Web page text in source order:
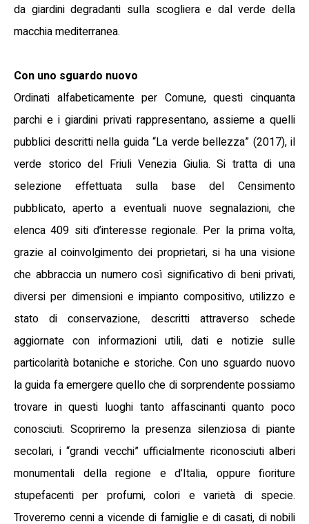
da giardini degradanti sulla scogliera e dal verde della
macchia mediterranea.
Con uno sguardo nuovo
Ordinati alfabeticamente per Comune, questi cinquanta
parchi e i giardini privati rappresentano, assieme a quelli
pubblici descritti nella guida “La verde bellezza” (2017), il
verde storico del Friuli Venezia Giulia. Si tratta di una
selezione effettuata sulla base del Censimento
pubblicato, aperto a eventuali nuove segnalazioni, che
elenca 409 siti d’interesse regionale. Per la prima volta,
grazie al coinvolgimento dei proprietari, si ha una visione
che abbraccia un numero così significativo di beni privati,
diversi per dimensioni e impianto compositivo, utilizzo e
stato di conservazione, descritti attraverso schede
aggiornate con informazioni utili, dati e notizie sulle
particolarità botaniche e storiche. Con uno sguardo nuovo
la guida fa emergere quello che di sorprendente possiamo
trovare in questi luoghi tanto affascinanti quanto poco
conosciuti. Scopriremo la presenza silenziosa di piante
secolari, i “grandi vecchi” ufficialmente riconosciuti alberi
monumentali della regione e d’Italia, oppure fioriture
stupefacenti per profumi, colori e varietà di specie.
Troveremo cenni a vicende di famiglie e di casati, di nobili